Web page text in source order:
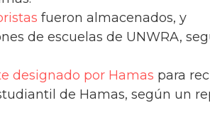
fueron almacenados, y
de escuelas de UNWRA,
designado por Hamas para
de Hamas, según un